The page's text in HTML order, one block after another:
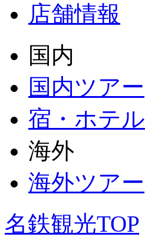
店舗情報
国内
国内ツアー
宿・ホテル
海外
海外ツアー
名鉄観光TOP